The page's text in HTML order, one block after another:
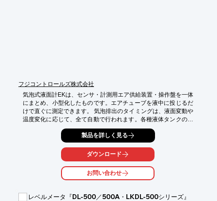
フジコントロールズ株式会社
気泡式液面計EKは、センサ・計測用エア供給装置・操作盤を一体
にまとめ、小型化したものです。エアチューブを液中に投じるだ
けで直ぐに測定できます。 気泡排出のタイミングは、液面変動や
温度変化に応じて、全て自動で行われます。各種液体タンクの残
量確認や溢れ防止・液切れ防止に。
詳しくはお問い合わせ、またはカタログをご覧ください。
製品を詳しく見る
ダウンロード
お問い合わせ
レベルメータ『DL-500／500A・LKDL-500シリーズ』